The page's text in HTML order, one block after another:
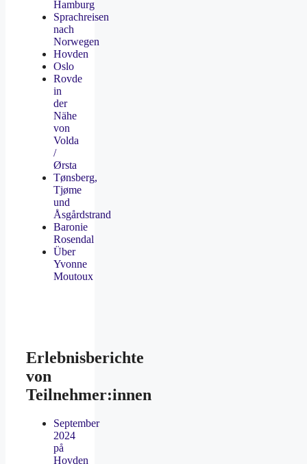
Hamburg
Sprachreisen
nach
Norwegen
Hovden
Oslo
Rovde
in
der
Nähe
von
Volda
/
Ørsta
Tønsberg,
Tjøme
und
Åsgårdstrand
Baronie
Rosendal
Über
Yvonne
Moutoux
Erlebnisberichte
von
Teilnehmer:innen
September
2024
på
Hovden